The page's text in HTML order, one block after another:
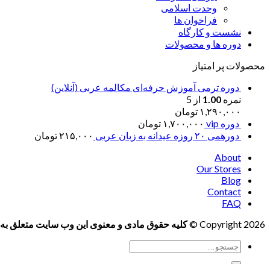
وحدت اسلامی
فراخوان ها
نشست و کارگاه
دوره ها و محصولات
محصولات پر امتیاز
دوره ترمی آموزش حرفه‌ای مکالمه عربی (آنلاین)
نمره 1.00 از 5
۱,۲۹۰,۰۰۰ تومان
دوره vip
۱,۷۰۰,۰۰۰ تومان
دورهمی ۲۰ روزه عیدانه به زبان عربی
۲۱۵,۰۰۰تومان
About
Our Stores
Blog
Contact
FAQ
Copyright 2026 ©
کلیه حقوق مادی و معنوی این وب سایت متعلق
جستجو